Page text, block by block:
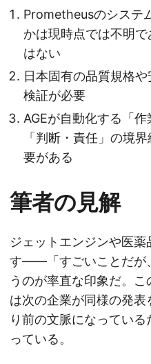
Prometheusのシステ
かは現時点では不明
はない
日本固有の品質規格
検証が必要
AGEが自動化する「
「判断・責任」の境
要がある
筆者の見解
ジェットエンジンや医
す——「すごいことだが
うのが率直な印象だ。
は次の企業が同様の発表
り前の文脈になってい
っている。